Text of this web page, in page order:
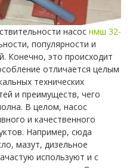
насос нмш 32-
популярности и
Конечно, это происходит
отличается целым
технических
и преимуществ, чего
В целом, насос
и качественного
Например, сюда
мазут, дизельное
используют и с